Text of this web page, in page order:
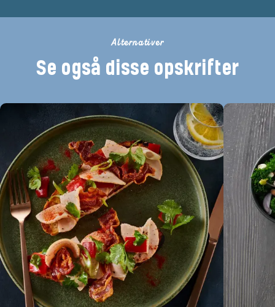
Alternativer
Se også disse opskrifter